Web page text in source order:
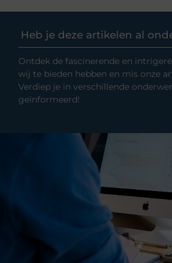
Heb je deze artikelen al
Ontdek de fascinerende en
wij te bieden hebben en mis onze
Verdiep je in verschillende
geïnformeerd!